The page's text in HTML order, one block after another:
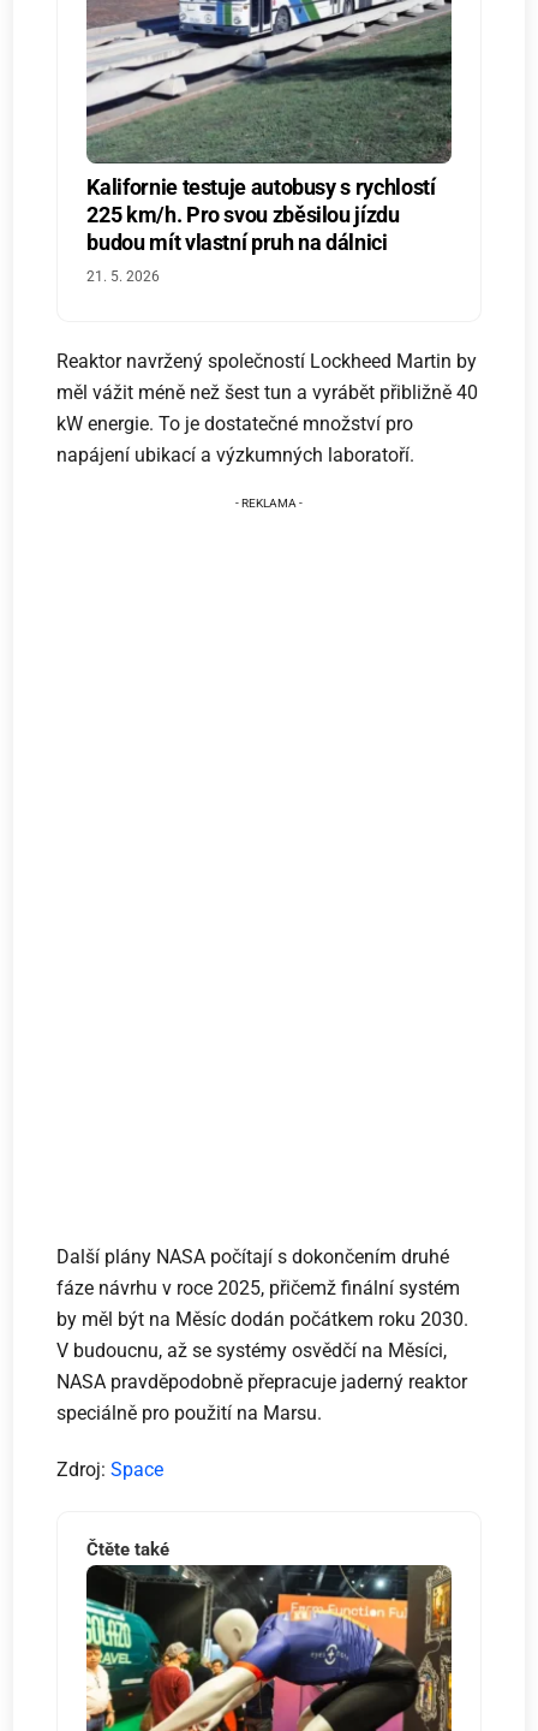
Kalifornie testuje autobusy s rychlostí
225 km/h. Pro svou zběsilou jízdu
budou mít vlastní pruh na dálnici
21. 5. 2026
Reaktor navržený společností Lockheed Martin by
měl vážit méně než šest tun a vyrábět přibližně 40
kW energie. To je dostatečné množství pro
napájení ubikací a výzkumných laboratoří.
Další plány NASA počítají s dokončením druhé
fáze návrhu v roce 2025, přičemž finální systém
by měl být na Měsíc dodán počátkem roku 2030.
V budoucnu, až se systémy osvědčí na Měsíci,
NASA pravděpodobně přepracuje jaderný reaktor
speciálně pro použití na Marsu.
Zdroj:Space
Čtěte také